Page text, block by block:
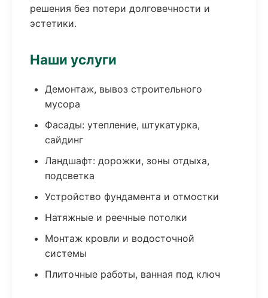
решения без потери долговечности и
эстетики.
Наши услуги
Демонтаж, вывоз строительного
мусора
Фасады: утепление, штукатурка,
сайдинг
Ландшафт: дорожки, зоны отдыха,
подсветка
Устройство фундамента и отмостки
Натяжные и реечные потолки
Монтаж кровли и водосточной
системы
Плиточные работы, ванная под ключ